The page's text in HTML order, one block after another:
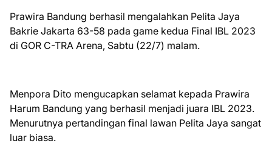
Prawira Bandung berhasil mengalahkan Pelita Jaya
Bakrie Jakarta 63-58 pada game kedua Final IBL 2023
di GOR C-TRA Arena, Sabtu (22/7) malam.
Menpora Dito mengucapkan selamat kepada Prawira
Harum Bandung yang berhasil menjadi juara IBL 2023.
Menurutnya pertandingan final lawan Pelita Jaya sangat
luar biasa.